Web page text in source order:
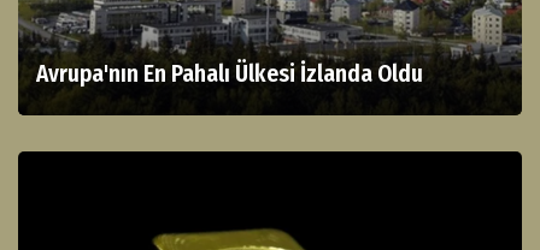
Avrupa'nın En Pahalı Ülkesi İzlanda Oldu